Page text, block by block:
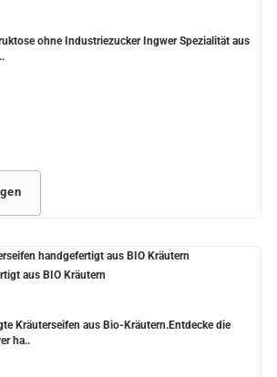
ohne Industriezucker Ingwer Spezialität aus
aus BIO Kräutern
Kräuterseifen aus Bio-Kräutern.Entdecke die
ha..